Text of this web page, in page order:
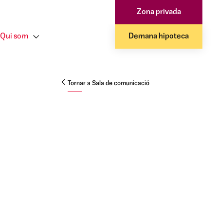
Zona privada
Qui som Demana hipoteca
Tornar a Sala de comunicació